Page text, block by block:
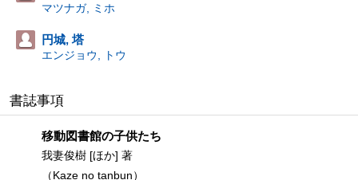
マツナガ, ミホ
円城, 塔
エンジョウ, トウ
書誌事項
移動図書館の子供たち
我妻俊樹 [ほか] 著
（Kaze no tanbun）